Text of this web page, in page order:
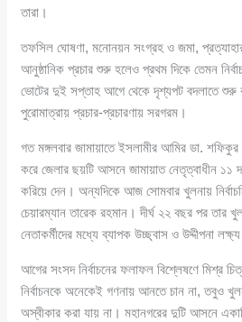
তারা।
তফসিল ঘোষণা, মনোনয়ন সংগ্রহ ও জমা, প্রত্যাহার
আনুষ্ঠানিক প্রচার শুরু হলেও প্রথম দিকে তেমন
ভোটের দুই সপ্তাহ আগে থেকে দৃশ্যপট বদলাতে শুরু
পুরোমাত্রায় প্রচার-প্রচারণায় সরগরম।
গত মঙ্গলবার জামায়াতে ইসলামীর আমির ডা. শফিকুর
করে জেলার ছয়টি আসনে জামায়াত নেতৃত্বাধীন ১১
করিয়ে দেন। অন্যদিকে আজ সোমবার খুলনায়
চেয়ারম্যান তারেক রহমান। দীর্ঘ ২২ বছর পর তার
নেতাকর্মীদের মধ্যে ব্যাপক উচ্ছ্বাস ও উদ্দীপনা
আগের সংসদ নির্বাচনের ফলাফল বিশ্লেষণে মিশ্র
নির্বাচনকে অনেকেই গণনায় আনতে চান না, তবুও
অস্বীকার করা যায় না। মহানগরের দুটি আসনে